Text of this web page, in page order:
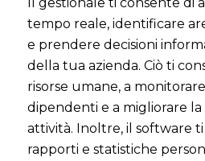
tempo reale, identificare
e prendere decisioni
della tua azienda. Ciò ti
risorse umane, a
dipendenti e a migliorare
attività. Inoltre, il software
rapporti e statistiche